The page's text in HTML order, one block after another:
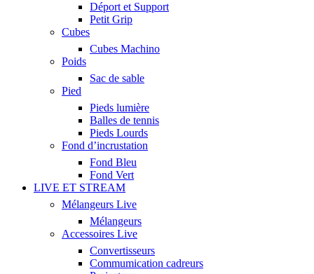
Déport et Support
Petit Grip
Cubes
Cubes Machino
Poids
Sac de sable
Pied
Pieds lumière
Balles de tennis
Pieds Lourds
Fond d’incrustation
Fond Bleu
Fond Vert
LIVE ET STREAM
Mélangeurs Live
Mélangeurs
Accessoires Live
Convertisseurs
Commumication cadreurs